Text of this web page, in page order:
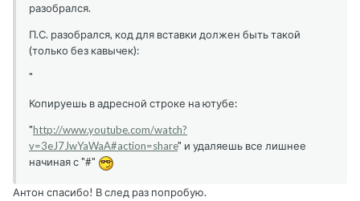
разобрался.
П.С. разобрался, код для вставки должен быть такой
(только без кавычек):
"
Копируешь в адресной строке на ютубе:
"http://www.youtube.com/watch?
v=3eJ7JwYaWaA#action=share" и удаляешь все лишнее
начиная с "#"
Антон спасибо! В след раз попробую.